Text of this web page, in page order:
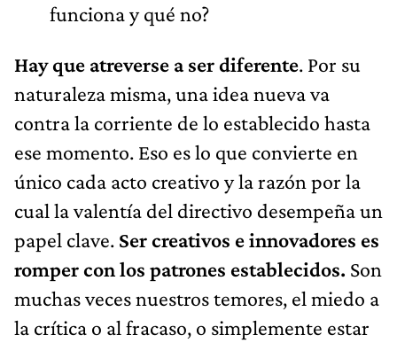
funciona y qué no?
Hay que atreverse a ser diferente. Por su
naturaleza misma, una idea nueva va
contra la corriente de lo establecido hasta
ese momento. Eso es lo que convierte en
único cada acto creativo y la razón por la
cual la valentía del directivo desempeña un
papel clave. Ser creativos e innovadores es
romper con los patrones establecidos. Son
muchas veces nuestros temores, el miedo a
la crítica o al fracaso, o simplemente estar